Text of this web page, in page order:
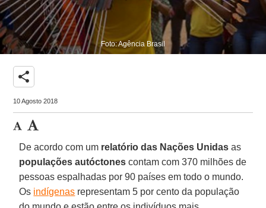
Foto: Agência Brasil
share
10 Agosto 2018
De acordo com um relatório das Nações Unidas as
populações autóctones contam com 370 milhões de
pessoas espalhadas por 90 países em todo o mundo.
Os indígenas representam 5 por cento da população